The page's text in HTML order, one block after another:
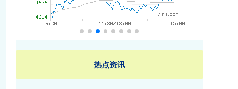
热点资讯